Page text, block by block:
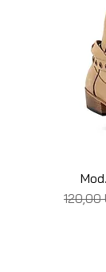
Precio
120,00